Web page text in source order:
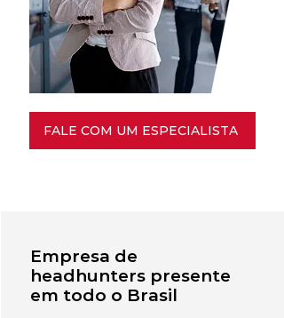
FALE COM UM ESPECIALISTA
Empresa de
headhunters presente
em todo o Brasil